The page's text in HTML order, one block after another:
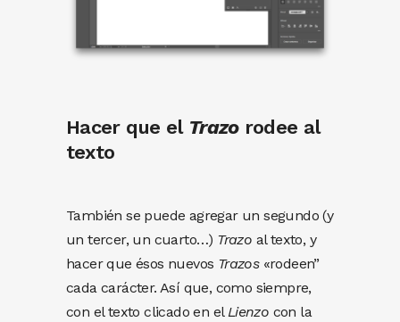
Hacer que el Trazorodee al
texto
También se puede agregar un segundo (y
un tercer, un cuarto…) Trazo al texto, y
hacer que ésos nuevos Trazos«rodeen”
cada carácter. Así que, como siempre,
con el texto clicado en elLienzo con la